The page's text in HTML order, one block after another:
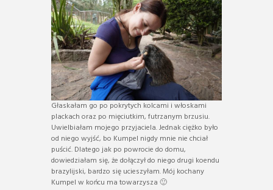
Głaskałam go po pokrytych kolcami i włoskami
plackach oraz po mięciutkim, futrzanym brzusiu.
Uwielbiałam mojego przyjaciela. Jednak ciężko było
od niego wyjść, bo Kumpel nigdy mnie nie chciał
puścić. Dlatego jak po powrocie do domu,
dowiedziałam się, że dołączył do niego drugi koendu
brazylijski, bardzo się ucieszyłam. Mój kochany
Kumpel w końcu ma towarzysza 🙂